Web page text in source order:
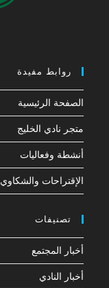
روابط مفيدة
الصفحة الرئيسية
متجر نادي الخليج
أنشطة وفعاليات
الإقتراحات والشكاوي
تصنيفات
أخبار المجتمع
أخبار النادي